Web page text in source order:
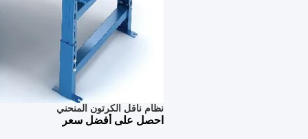
نظام ناقل الكرتون المنحني
احصل على أفضل سعر